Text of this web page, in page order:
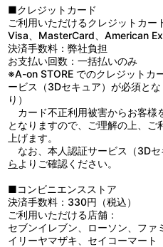
特典
●特製ブックレット（４０ページ
他、仕様
●特製スリーブケース（マクロス
描き下ろし）
●インナージャケット（キャラク
し）
●日本語・英語字幕付(ON･OFF可
宇宙艦にトラブル発生。このま
が止まってしまう。エネルギー回
になってしまったハヤテとミラー
修理に向かうのだが――
■Mission 15「決別 レゾリューシ
亡きグラミアの跡を継ぎ、ハイ
が新たな王となる。ウィンダミア
「風の歌い手」が玉座に就くのは
確立し、ウィンダミアの空を取
うのか――
原作：河森正治・スタジオぬえ／
司／シリーズ構成：根元歳三／キ
（CAPCOM）／キャラクターデ
藤 優／メインアニメーター：中山
トマ／バルキリーデザイン：河森
ュネ・スタニスラス／美術設定：
ワークス：大橋幸子／マクロスビ
／色彩設計：林 可奈子／美術監
丸山由紀子（アトリエ・ムサ）
／CGディレクター：森野浩典／
（unknownCASE）／CGアニメ
（unknownCASE）／メインバル
（flapper3）、加藤千恵（
集：坪根健太郎（REAL-T）／音
田ミナ／音楽制作：フライングド
制作：テクノサウンド／アニメ
ビックウエスト、マクロスデルタ
見／アラド・メルダース：森川智
紳司／アーネスト・ジョンソン：
川界人／キース・エアロ・ウィン
ファールト：KENN／ヘルマン・
ーベルハルト：拝 真之介／テオ・
佳／ハインツ・ネーリッヒ・ウィ
チューバック（歌）
■クレジットカード
ご利用いただけるクレジットカー
Visa、MasterCard、American
決済手数料：弊社負担
お支払い回数：一括払いのみ
※A-on STORE でのクレジットカ
ービス（3Dセキュア）が必須と
り）
カード不正利用被害からお客様
となりますので、ご理解の上、ご
上げます。
なお、本人認証サービス（3D
ら よりご確認ください。
■コンビニエンスストア
決済手数料：330円（税込）
ご利用いただける店舗：
セブンイレブン、ローソン、フ
イリーヤマザキ、セイコーマート